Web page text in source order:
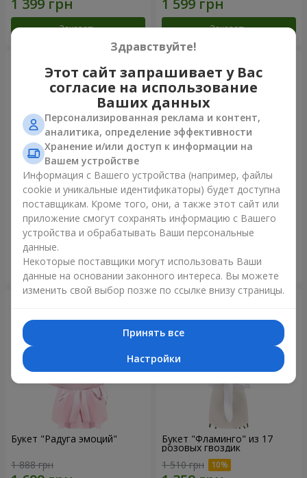
Заказать Заказать
Букет кустовых роз
1 954 грн
Заказать
Букет "Прикосновение
любви" + Raffaello
1 999 грн
Заказать
Букет "Радуга эмоций"
1 888 грн
Букет "Фламинго" из 17
розовых гвоздик
1 510 грн
Здравствуйте!
Этот сайт запрашивает у Вас
согласие на использование
Ваших данных
Персонализированная реклама и контент,
аналитика, определение эффективности
Хранение и/или доступ к информации на
Вашем устройстве
Информация с Вашего устройства (например, файлы
cookie и уникальные идентификаторы) будет доступна
поставщикам. Кроме того, они, а также этот сайт или
приложение смогут сохранять информацию с Вашего
устройства и обрабатывать Ваши персональные
данные.
Некоторые поставщики могут использовать Ваши
данные на основании законного интереса. Вы можете
изменить свой выбор позже по ссылке внизу страницы.
Принять все
Настройки